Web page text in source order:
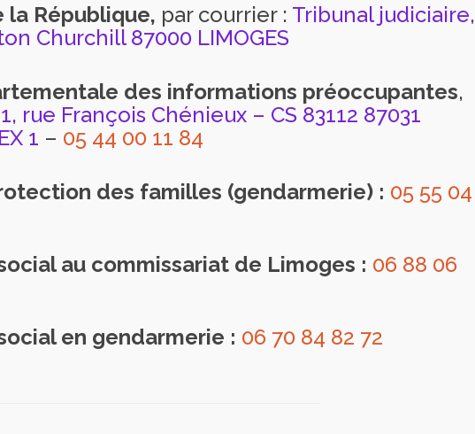
la République, par courrier : Tribunal judiciaire,
Churchill 87000 LIMOGES
des informations préoccupantes,
rue François Chénieux – CS 83112 87031
1 – 05 44 00 11 84
des familles (gendarmerie) : 05 55 04
au commissariat de Limoges : 06 88 06
en gendarmerie : 06 70 84 82 72